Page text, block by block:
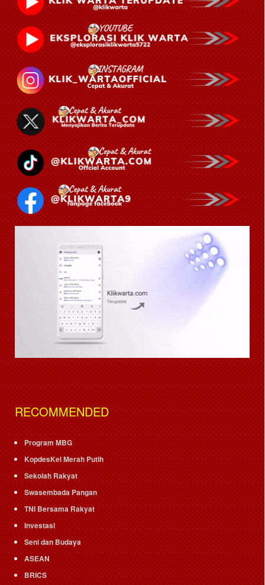
RECOMMENDED
Program MBG
KopdesKel Merah Putih
Sekolah Rakyat
Swasembada Pangan
TNI Bersama Rakyat
Investasi
Seni dan Budaya
ASEAN
BRICS